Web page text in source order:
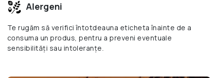
Alergeni
Te rugăm să verifici întotdeauna eticheta înainte de a
consuma un produs, pentru a preveni eventuale
sensibilități sau intoleranțe.